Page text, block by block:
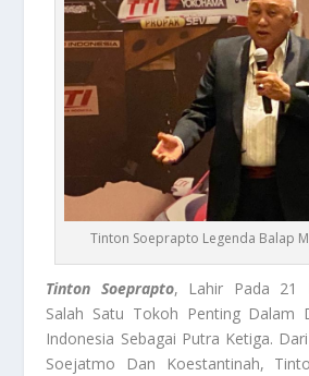
Tinton Soeprapto Legenda Balap
Tinton Soeprapto, Lahir Pada 21
Salah Satu Tokoh Penting Dalam
Indonesia Sebagai Putra Ketiga.
Soejatmo Dan Koestantinah,